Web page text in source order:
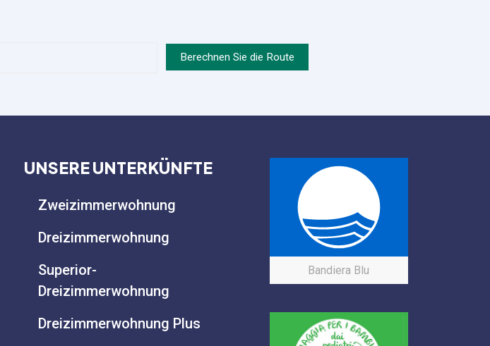
Berechnen Sie die Route
UNSERE UNTERKÜNFTE
Zweizimmerwohnung
Dreizimmerwohnung
Superior-
Dreizimmerwohnung
Dreizimmerwohnung Plus
Bandiera Blu